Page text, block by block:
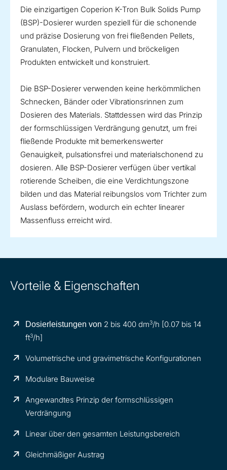
Die einzigartigen Coperion K-Tron Bulk Solids Pump
(BSP)-Dosierer wurden speziell für die schonende
und präzise Dosierung von frei fließenden Pellets,
Granulaten, Flocken, Pulvern und bröckeligen
Produkten entwickelt und konstruiert.
Die BSP-Dosierer verwenden keine herkömmlichen
Schnecken, Bänder oder Vibrationsrinnen zum
Dosieren des Materials. Stattdessen wird das Prinzip
der formschlüssigen Verdrängung genutzt, um frei
fließende Produkte mit bemerkenswerter
Genauigkeit, pulsationsfrei und materialschonend zu
dosieren. Alle BSP-Dosierer verfügen über vertikal
rotierende Scheiben, die eine Verdichtungszone
bilden und das Material reibungslos vom Trichter zum
Auslass befördern, wodurch ein echter linearer
Massenfluss erreicht wird.
Vorteile & Eigenschaften
Dosierleistungen von 2 bis 400 dm3/h [0.07 bis 14
ft3/h]
Volumetrische und gravimetrische Konfigurationen
Modulare Bauweise
Angewandtes Prinzip der formschlüssigen
Verdrängung
Linear über den gesamten Leistungsbereich
Gleichmäßiger Austrag